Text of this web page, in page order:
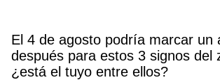
El 4 de agosto podría marcar un
después para estos 3 signos del
¿está el tuyo entre ellos?